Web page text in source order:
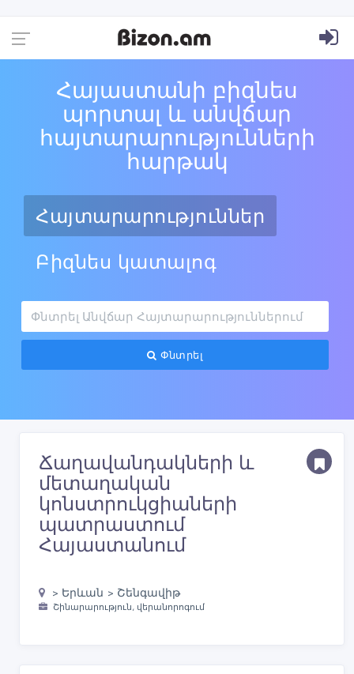
Հայաստանի բիզնես
պորտալ և անվճար
հայտարարությունների
հարթակ
Հայտարարություններ
Բիզնես կատալոգ
Փնտրել
Ճաղավանդակների և
մետաղական
կոնստրուկցիաների
պատրաստում
Հայաստանում
> Երևան > Շենգավիթ
Շինարարություն, վերանորոգում